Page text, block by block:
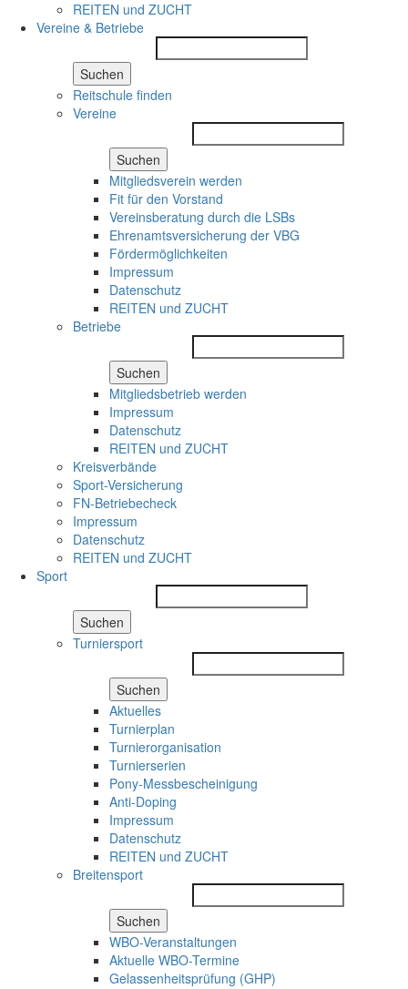
REITEN und ZUCHT
Vereine & Betriebe
Suchen
Reitschule finden
Vereine
Suchen
Mitgliedsverein werden
Fit für den Vorstand
Vereinsberatung durch die LSBs
Ehrenamtsversicherung der VBG
Fördermöglichkeiten
Impressum
Datenschutz
REITEN und ZUCHT
Betriebe
Suchen
Mitgliedsbetrieb werden
Impressum
Datenschutz
REITEN und ZUCHT
Kreisverbände
Sport-Versicherung
FN-Betriebecheck
Impressum
Datenschutz
REITEN und ZUCHT
Sport
Suchen
Turniersport
Suchen
Aktuelles
Turnierplan
Turnierorganisation
Turnierserien
Pony-Messbescheinigung
Anti-Doping
Impressum
Datenschutz
REITEN und ZUCHT
Breitensport
Suchen
WBO-Veranstaltungen
Aktuelle WBO-Termine
Gelassenheitsprüfung (GHP)